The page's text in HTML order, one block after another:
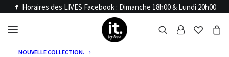
Horaires des LIVES Facebook : Dimanche 18h00 & Lundi 20h00
NOUVELLE COLLECTION.